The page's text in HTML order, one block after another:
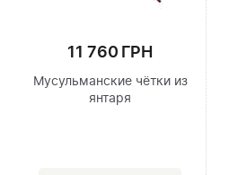
11 760 ГРН
Мусульманские чётки из
янтаря